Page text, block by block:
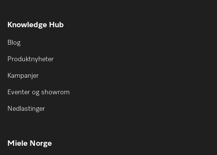
Knowledge Hub
Blog
Produktnyheter
Kampanjer
Eventer og showrom
Nedlastinger
Miele Norge